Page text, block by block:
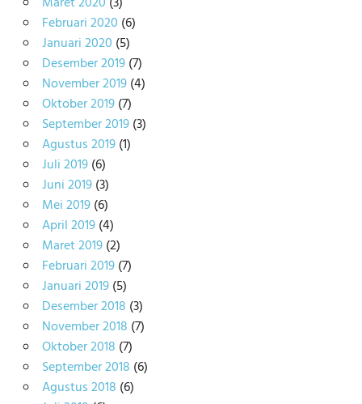
Februari 2020 (6)
Januari 2020 (5)
Desember 2019(7)
November 2019(4)
Oktober 2019(7)
September 2019(3)
Agustus 2019(1)
Juli 2019(6)
Juni 2019(3)
Mei 2019(6)
April 2019(4)
Maret 2019(2)
Februari 2019(7)
Januari 2019(5)
Desember 2018 (3)
November 2018 (7)
Oktober 2018 (7)
September 2018 (6)
Agustus 2018 (6)